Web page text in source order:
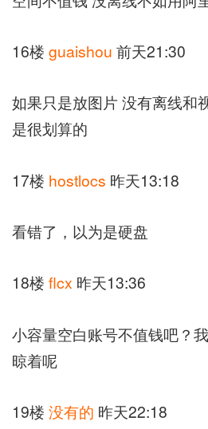
16楼 guaishou 前天21:30
如果只是放图片 没有离线和
是很划算的
17楼 hostlocs 昨天13:18
看错了，以为是硬盘
18楼 flcx 昨天13:36
小容量空白账号不值钱吧？
晾着呢
19楼 没有的 昨天22:18